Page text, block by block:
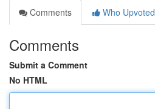
Comments
Who Upvoted
Comments
Submit a Comment
No HTML